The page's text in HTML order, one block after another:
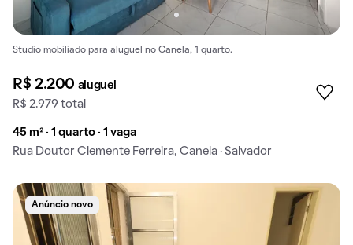
Studio mobiliado para aluguel no Canela, 1 quarto.
R$ 2.200 aluguel
R$ 2.979 total
45 m² · 1 quarto · 1 vaga
Rua Doutor Clemente Ferreira, Canela · Salvador
Anúncio novo